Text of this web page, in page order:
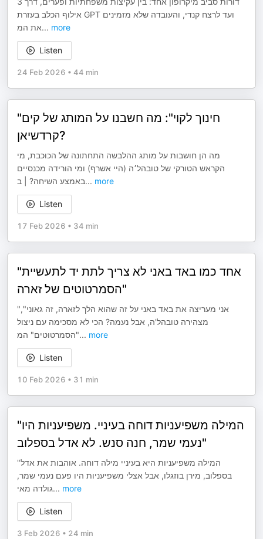
אילוף הכלב בעזרת GPT ועד לרצח קנדי, והעובדה שלא מזמינים
את המ... more
Listen
24 Feb 2026 • 44 min
"חינוך לקוי": מה חשבנו על המותג של קים
קרדשיאן?
מה הן חושבות על מותג ההלבשה התחתונה של הכוכבת, מי
הקראש הטורקי של טובהל׳ה (היי אשרף) ומי הורידה מכנסיים
באמצע השיחה? | ב... more
Listen
17 Feb 2026 • 34 min
"אחד כמו באד באני לא צריך לתת יד לתעשיית
הסמרטוטים של זארה"
"אני מעריצה את באד באני על זה שהוא הלך לזארה, זה גאוני",
מצהירה טובהל'ה, אבל נעמה? הכי לא מסכימה עם ניצול
"הסמרטוטים" המ... more
Listen
10 Feb 2026 • 31 min
"המילה משפיעניות דוחה בעיניי. משפיעניות היו
נעמי שמר, חנה סנש. לא אדל בספלוב"
"המילה משפיעניות היא בעיניי מילה דוחה. אוהבות את אדל
בספלוב, מירן בוזגלו, אבל אצלי משפיעניות היו פעם נעמי שמר,
גולדה מאי... more
Listen
3 Feb 2026 • 24 min